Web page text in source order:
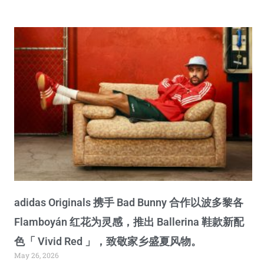
adidas Originals 携手 Bad Bunny 合作以波多黎各
Flamboyán 红花为灵感，推出 Ballerina 鞋款新配
色「 Vivid Red 」，致敬家乡盛夏风物。
May 26, 2026